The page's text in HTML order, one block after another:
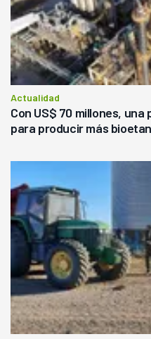
Actualidad
Con US$ 70 millones,
para producir más